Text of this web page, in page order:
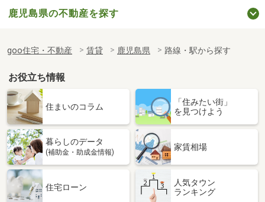
鹿児島県の不動産を探す
goo住宅・不動産 賃貸 鹿児島県 路線・駅から探す
お役立ち情報
住まいのコラム
「住みたい街」
を見つけよう
暮らしのデータ
(補助金・助成金情報)
家賃相場
住宅ローン
人気タウン
ランキング